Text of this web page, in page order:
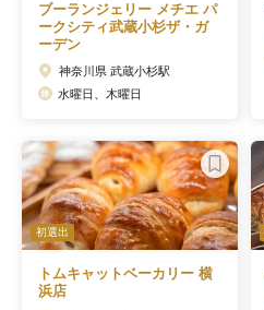
ブーランジェリー メチエ パ
ークシティ武蔵小杉ザ・ガ
ーデン
神奈川県 武蔵小杉駅
水曜日、木曜日
初選出
トムキャットベーカリー 横
浜店